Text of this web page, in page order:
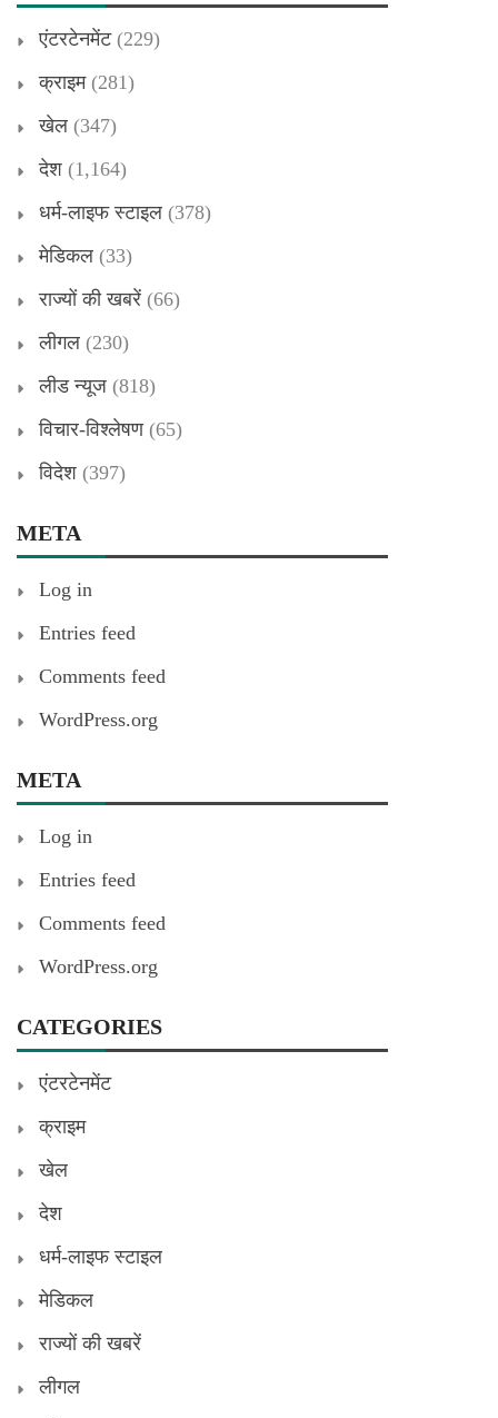
एंटरटेनमेंट(229)
क्राइम(281)
खेल (347)
देश (1,164)
धर्म-लाइफ स्टाइल (378)
मेडिकल (33)
राज्यों की खबरें (66)
लीगल (230)
लीड न्यूज (818)
विचार-विश्लेषण(65)
विदेश (397)
META
Log in
Entries feed
Comments feed
WordPress.org
META
Log in
Entries feed
Comments feed
WordPress.org
CATEGORIES
एंटरटेनमेंट
क्राइम
खेल
देश
धर्म-लाइफ स्टाइल
मेडिकल
राज्यों की खबरें
लीगल